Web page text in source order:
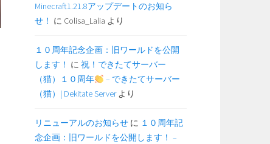
Minecraft1.21.8アップデートのお知ら
せ！ に Colisa_Lalia より
１０周年記念企画：旧ワールドを公開
します！ に 祝！できたてサーバー
（猫）１０周年
– できたてサーバー
（猫）| Dekitate Serverより
リニューアルのお知らせ に １０周年記
念企画：旧ワールドを公開します！ –